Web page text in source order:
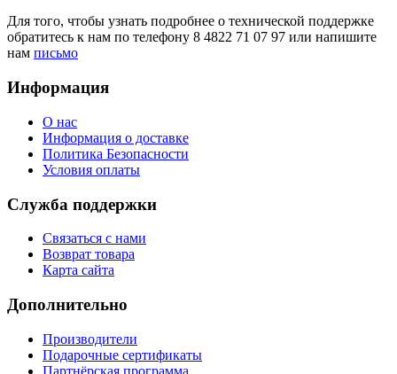
Для того, чтобы узнать подробнее о технической поддержке
обратитесь к нам по телефону 8 4822 71 07 97 или напишите
нам письмо
Информация
О нас
Информация о доставке
Политика Безопасности
Условия оплаты
Служба поддержки
Связаться с нами
Возврат товара
Карта сайта
Дополнительно
Производители
Подарочные сертификаты
Партнёрская программа